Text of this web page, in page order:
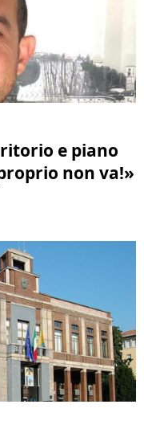
e piano
non va!»